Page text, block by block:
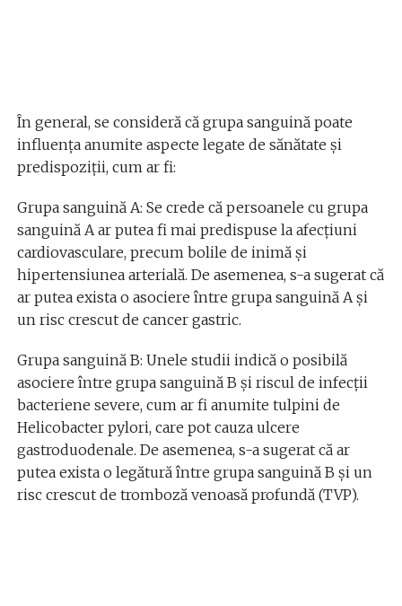
În general, se consideră că grupa sanguină poate
influența anumite aspecte legate de sănătate și
predispoziții, cum ar fi:
Grupa sanguină A: Se crede că persoanele cu grupa
sanguină A ar putea fi mai predispuse la afecțiuni
cardiovasculare, precum bolile de inimă și
hipertensiunea arterială. De asemenea, s-a sugerat că
ar putea exista o asociere între grupa sanguină A și
un risc crescut de cancer gastric.
Grupa sanguină B: Unele studii indică o posibilă
asociere între grupa sanguină B și riscul de infecții
bacteriene severe, cum ar fi anumite tulpini de
Helicobacter pylori, care pot cauza ulcere
gastroduodenale. De asemenea, s-a sugerat că ar
putea exista o legătură între grupa sanguină B și un
risc crescut de tromboză venoasă profundă (TVP).